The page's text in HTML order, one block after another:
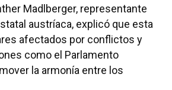
Madlberger, representante
austríaca, explicó que esta
afectados por conflictos y
como el Parlamento
la armonía entre los